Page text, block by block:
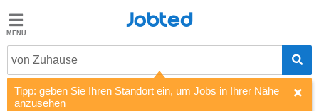
Jobted
Jobs
Gehalt
Jobted
von Zuhause
Tipp: geben Sie Ihren Standort ein, um Jobs in Ihrer Nähe
anzusehen